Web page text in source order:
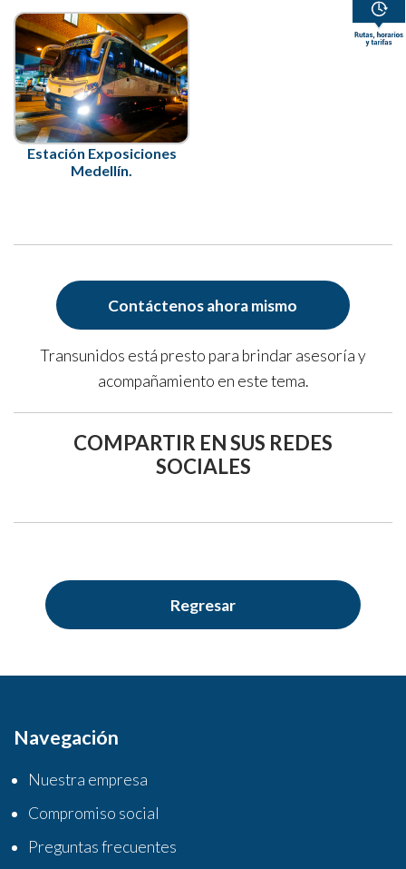
Estación Exposiciones
Medellín.
Contáctenos ahora mismo
Transunidos está presto para brindar asesoría y
acompañamiento en este tema.
COMPARTIR EN SUS REDES
SOCIALES
Regresar
Navegación
Nuestra empresa
Compromiso social
Preguntas frecuentes